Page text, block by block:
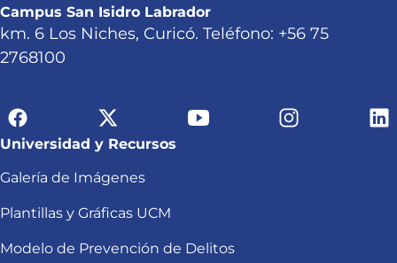
Campus San Isidro Labrador
km. 6 Los Niches, Curicó. Teléfono: +56 75
2768100
Universidad y Recursos
Galería de Imágenes
Plantillas y Gráficas UCM
Modelo de Prevención de Delitos